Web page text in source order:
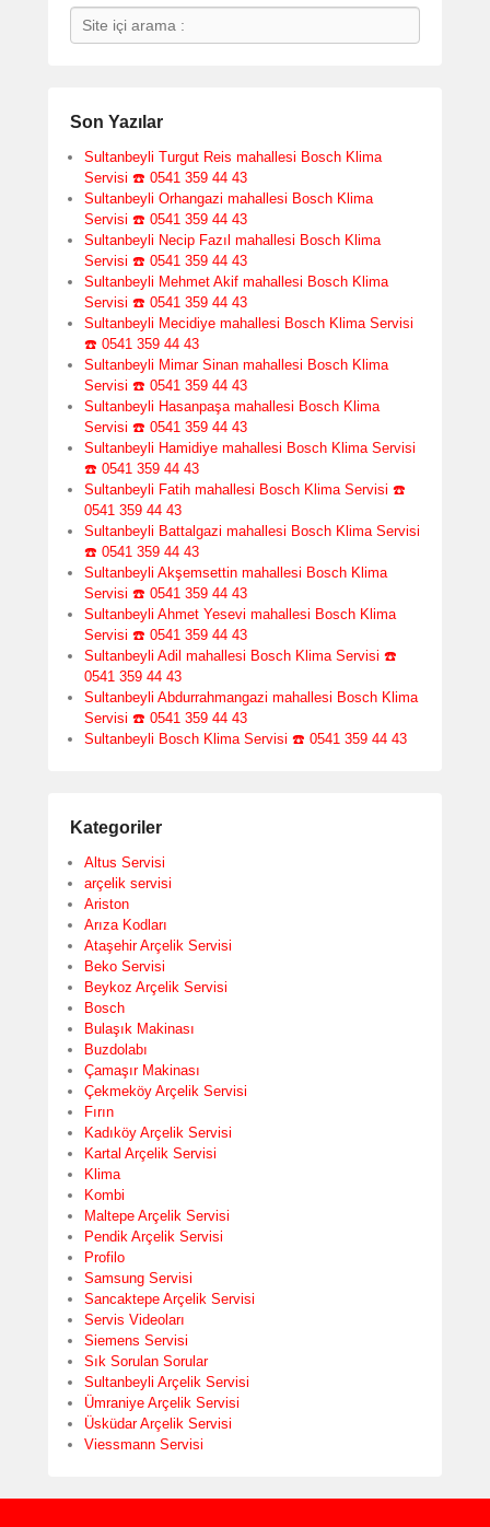
Search
Son Yazılar
Sultanbeyli Turgut Reis mahallesi Bosch Klima
Servisi ☎️ 0541 359 44 43
Sultanbeyli Orhangazi mahallesi Bosch Klima
Servisi ☎️ 0541 359 44 43
Sultanbeyli Necip Fazıl mahallesi Bosch Klima
Servisi ☎️ 0541 359 44 43
Sultanbeyli Mehmet Akif mahallesi Bosch Klima
Servisi ☎️ 0541 359 44 43
Sultanbeyli Mecidiye mahallesi Bosch Klima Servisi
☎️ 0541 359 44 43
Sultanbeyli Mimar Sinan mahallesi Bosch Klima
Servisi ☎️ 0541 359 44 43
Sultanbeyli Hasanpaşa mahallesi Bosch Klima
Servisi ☎️ 0541 359 44 43
Sultanbeyli Hamidiye mahallesi Bosch Klima Servisi
☎️ 0541 359 44 43
Sultanbeyli Fatih mahallesi Bosch Klima Servisi ☎️
0541 359 44 43
Sultanbeyli Battalgazi mahallesi Bosch Klima Servisi
☎️ 0541 359 44 43
Sultanbeyli Akşemsettin mahallesi Bosch Klima
Servisi ☎️ 0541 359 44 43
Sultanbeyli Ahmet Yesevi mahallesi Bosch Klima
Servisi ☎️ 0541 359 44 43
Sultanbeyli Adil mahallesi Bosch Klima Servisi ☎️
0541 359 44 43
Sultanbeyli Abdurrahmangazi mahallesi Bosch Klima
Servisi ☎️ 0541 359 44 43
Sultanbeyli Bosch Klima Servisi ☎️ 0541 359 44 43
Kategoriler
Altus Servisi
arçelik servisi
Ariston
Arıza Kodları
Ataşehir Arçelik Servisi
Beko Servisi
Beykoz Arçelik Servisi
Bosch
Bulaşık Makinası
Buzdolabı
Çamaşır Makinası
Çekmeköy Arçelik Servisi
Fırın
Kadıköy Arçelik Servisi
Kartal Arçelik Servisi
Klima
Kombi
Maltepe Arçelik Servisi
Pendik Arçelik Servisi
Profilo
Samsung Servisi
Sancaktepe Arçelik Servisi
Servis Videoları
Siemens Servisi
Sık Sorulan Sorular
Sultanbeyli Arçelik Servisi
Ümraniye Arçelik Servisi
Üsküdar Arçelik Servisi
Viessmann Servisi